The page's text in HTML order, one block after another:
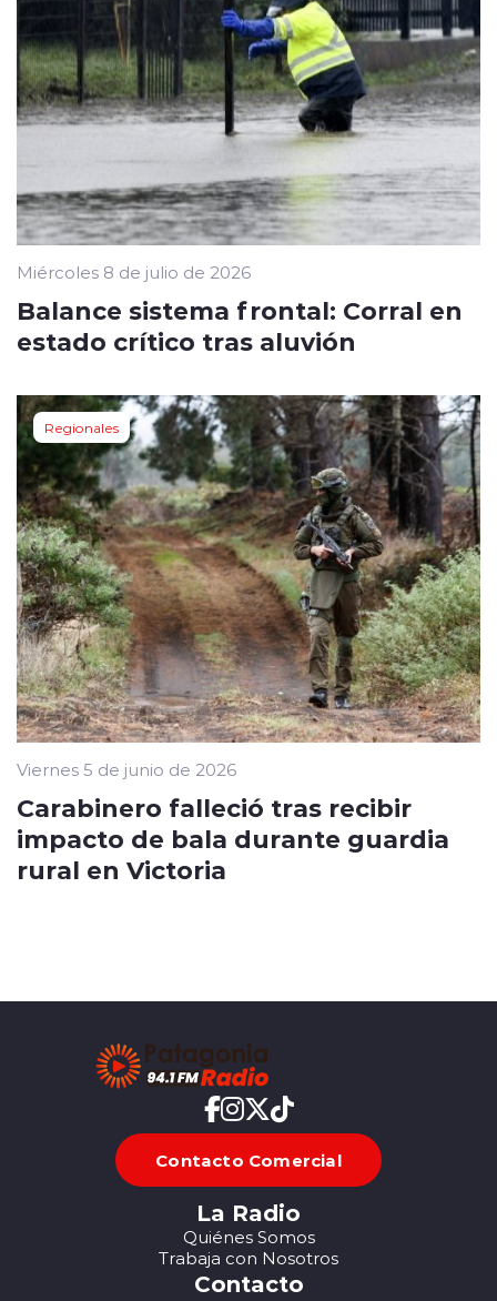
Miércoles 8 de julio de 2026
Balance sistema frontal: Corral en
estado crítico tras aluvión
Regionales
Viernes 5 de junio de 2026
Carabinero falleció tras recibir
impacto de bala durante guardia
rural en Victoria
Contacto Comercial
La Radio
Quiénes Somos
Trabaja con Nosotros
Contacto